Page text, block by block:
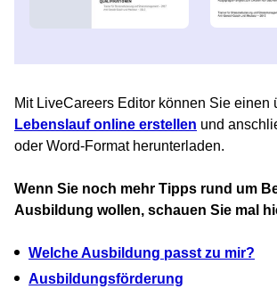
Mit LiveCareers Editor können Sie einen
Lebenslauf online erstellen und
oder Word-Format herunterladen.
Wenn Sie noch mehr Tipps rund um
Ausbildung wollen, schauen Sie mal
Welche Ausbildung passt zu mir?
Ausbildungsförderung